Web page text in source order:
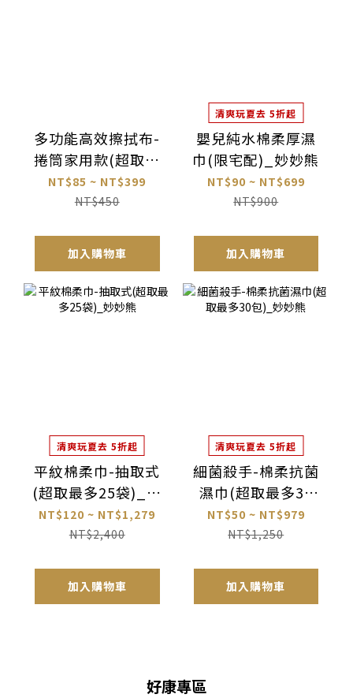
多功能高效擦拭布-
捲筒家用款(超取最
多4捲)_力可潔
NT$85 ~ NT$399
NT$450
加入購物車
清爽玩夏去 5折起
嬰兒純水棉柔厚濕
巾(限宅配)_妙妙熊
NT$90 ~ NT$699
NT$900
加入購物車
清爽玩夏去 5折起
平紋棉柔巾-抽取式
(超取最多25袋)_妙
妙熊
NT$120 ~ NT$1,279
NT$2,400
加入購物車
清爽玩夏去 5折起
細菌殺手-棉柔抗菌
濕巾(超取最多30
包)_妙妙熊
NT$50 ~ NT$979
NT$1,250
加入購物車
好康專區